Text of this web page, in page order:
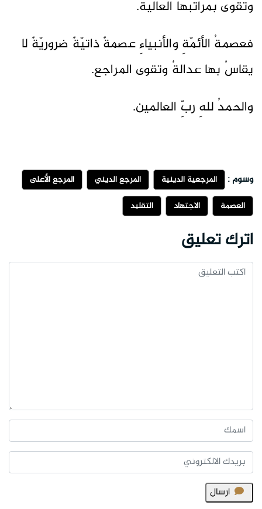
وتقوى بمراتبها العالية.
فعصمةُ الأئمّةِ والأنبياءِ عصمةٌ ذاتيّةٌ ضروريّةٌ لا
يقاسُ بها عدالةُ وتقوى المراجع.
والحمدُ للهِ ربِّ العالمين.
وسوم : المرجعية الدينية المرجع الديني
المرجع الأعلى
العصمة
الاجتهاد التقليد
اترك تعليق
ارسال